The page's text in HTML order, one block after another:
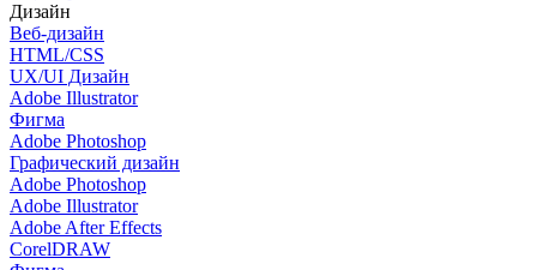
Дизайн
Веб-дизайн
HTML/CSS
UX/UI Дизайн
Adobe Illustrator
Фигма
Adobe Photoshop
Графический дизайн
Adobe Photoshop
Adobe Illustrator
Adobe After Effects
CorelDRAW